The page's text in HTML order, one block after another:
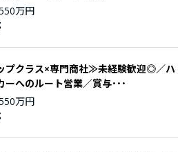
万円
プクラス×専門商社≫未経験歓迎◎／ハ
ーへのルート営業／賞与･･･
万円